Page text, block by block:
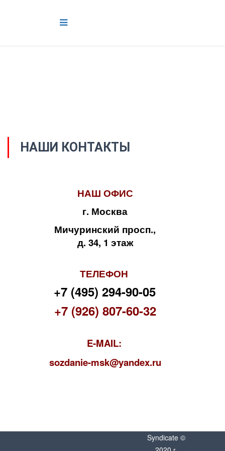
НАШИ КОНТАКТЫ
НАШ ОФИС
г. Москва
Мичуринский просп.,
д. 34, 1 этаж
ТЕЛЕФОН
+7 (495) 294-90-05
+7 (926) 807-60-32
E-MAIL:
sozdanie-msk@yandex.ru
Syndicate ©